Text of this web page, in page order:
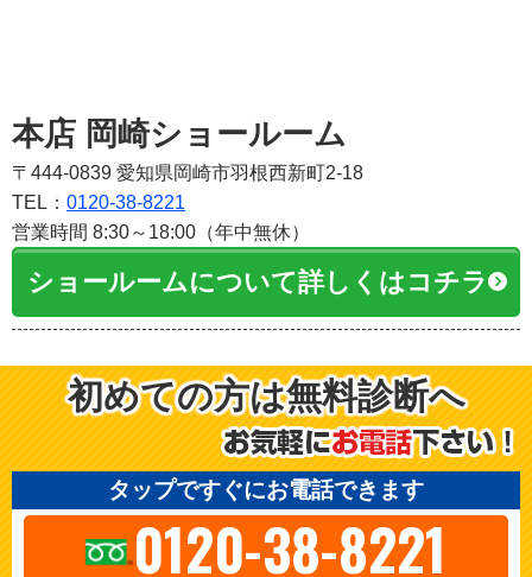
本店 岡崎ショールーム
〒444-0839 愛知県岡崎市羽根西新町2-18
TEL： 0120-38-8221
営業時間 8:30～18:00（年中無休）
ショールームについて詳しくはコチラ
初めての方は無料診断へ
タップですぐにお電話できます
0120-38-8221